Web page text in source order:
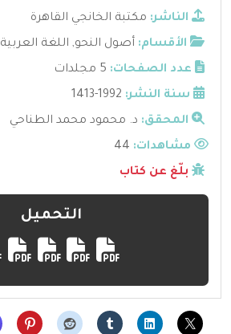
الناشر: مكتبة الخانجي القاهرة
الأقسام: أصول النحو, اللغة العربية
عدد الصفحات: 5 مجلدات
سنة النشر: 1992-1413
المحقق: د. محمود محمد الطناحي
مشاهدات:
بلّغ عن كتاب
التحميل